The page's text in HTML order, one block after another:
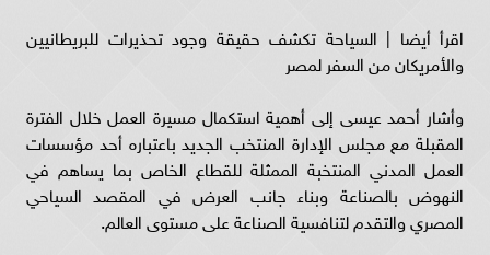
اقرأ أيضا | السياحة تكشف حقيقة وجود تحذيرات للبريطانيين
والأمريكان من السفر لمصر
وأشار أحمد عيسى إلى أهمية استكمال مسيرة العمل خلال الفترة
المقبلة مع مجلس الإدارة المنتخب الجديد باعتباره أحد مؤسسات
العمل المدني المنتخبة الممثلة للقطاع الخاص بما يساهم في
النهوض بالصناعة وبناء جانب العرض في المقصد السياحي
المصري والتقدم لتنافسية الصناعة على مستوى العالم.